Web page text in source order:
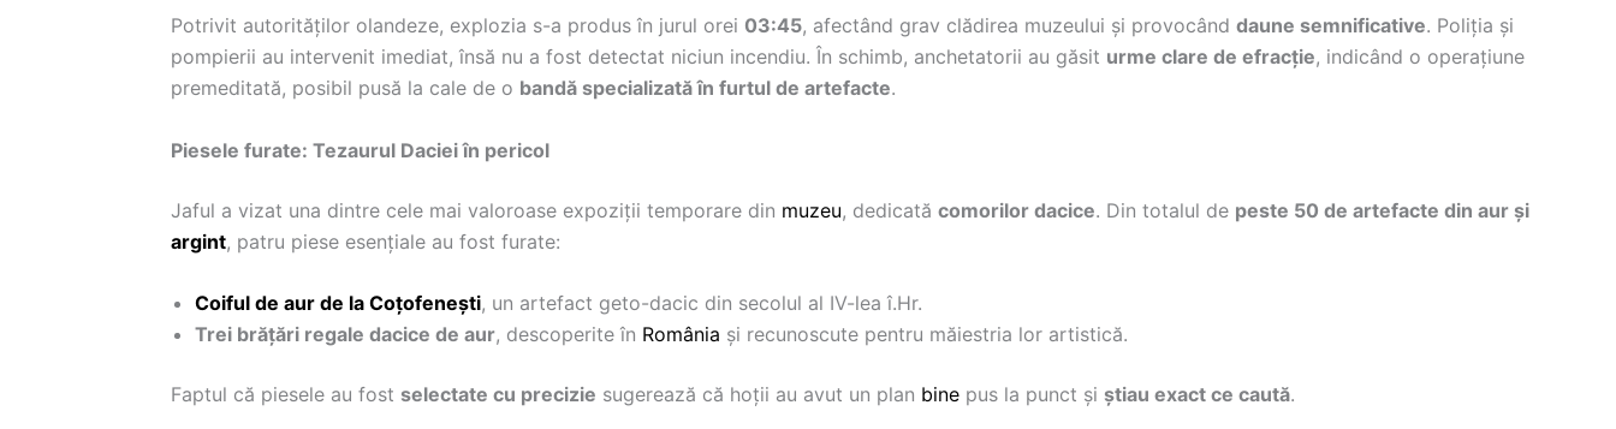
Potrivit autorităților olandeze, explozia s-a produs în jurul orei 03:45, afectând grav clădirea muzeului și provocând daune semnificative. Poliția și
pompierii au intervenit imediat, însă nu a fost detectat niciun incendiu. În schimb, anchetatorii au găsit urme clare de efracție, indicând o operațiune
premeditată, posibil pusă la cale de o bandă specializată în furtul de artefacte.
Piesele furate: Tezaurul Daciei în pericol
Jaful a vizat una dintre cele mai valoroase expoziții temporare din muzeu, dedicată comorilor dacice. Din totalul de peste 50 de artefacte din aur și
argint, patru piese esențiale au fost furate:
Coiful de aur de la Coțofenești, un artefact geto-dacic din secolul al IV-lea î.Hr.
Trei brățări regale dacice de aur, descoperite în România și recunoscute pentru măiestria lor artistică.
Faptul că piesele au fost selectate cu precizie sugerează că hoții au avut un plan bine pus la punct și știau exact ce caută.